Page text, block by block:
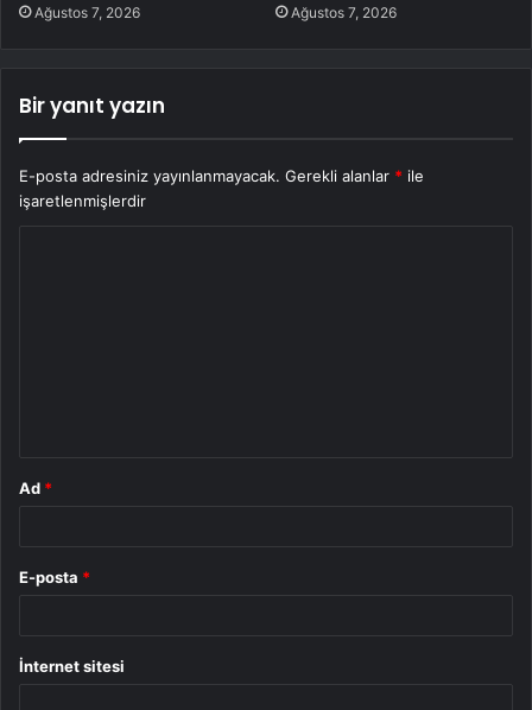
Ağustos 7, 2026 Ağustos 7, 2026
Bir yanıt yazın
E-posta adresiniz yayınlanmayacak. Gerekli alanlar * ile
işaretlenmişlerdir
Ad *
E-posta *
İnternet sitesi